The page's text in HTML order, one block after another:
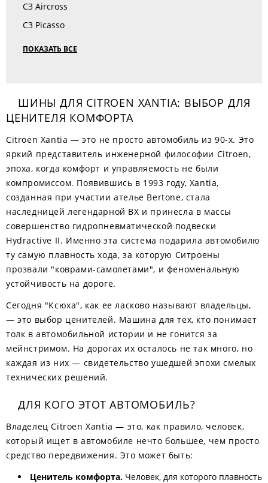
C3 Aircross
C3 Picasso
ПОКАЗАТЬ ВСЕ
ШИНЫ ДЛЯ CITROEN XANTIA: ВЫБОР ДЛЯ
ЦЕНИТЕЛЯ КОМФОРТА
Citroen Xantia — это не просто автомобиль из 90-х. Это
яркий представитель инженерной философии Citroen,
эпоха, когда комфорт и управляемость не были
компромиссом. Появившись в 1993 году, Xantia,
созданная при участии ателье Bertone, стала
наследницей легендарной BX и принесла в массы
совершенство гидропневматической подвески
Hydractive II. Именно эта система подарила автомобилю
ту самую плавность хода, за которую Ситроены
прозвали "коврами-самолетами", и феноменальную
устойчивость на дороге.
Сегодня "Ксюха", как ее ласково называют владельцы,
— это выбор ценителей. Машина для тех, кто понимает
толк в автомобильной истории и не гонится за
мейнстримом. На дорогах их осталось не так много, но
каждая из них — свидетельство ушедшей эпохи смелых
технических решений.
ДЛЯ КОГО ЭТОТ АВТОМОБИЛЬ?
Владелец Citroen Xantia — это, как правило, человек,
который ищет в автомобиле нечто большее, чем просто
средство передвижения. Это может быть:
Ценитель комфорта. Человек, для которого плавность